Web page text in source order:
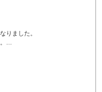
りました。